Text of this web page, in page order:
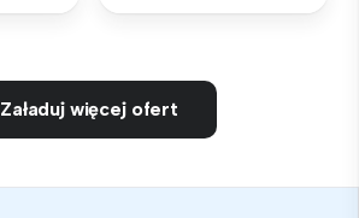
Załaduj więcej ofert